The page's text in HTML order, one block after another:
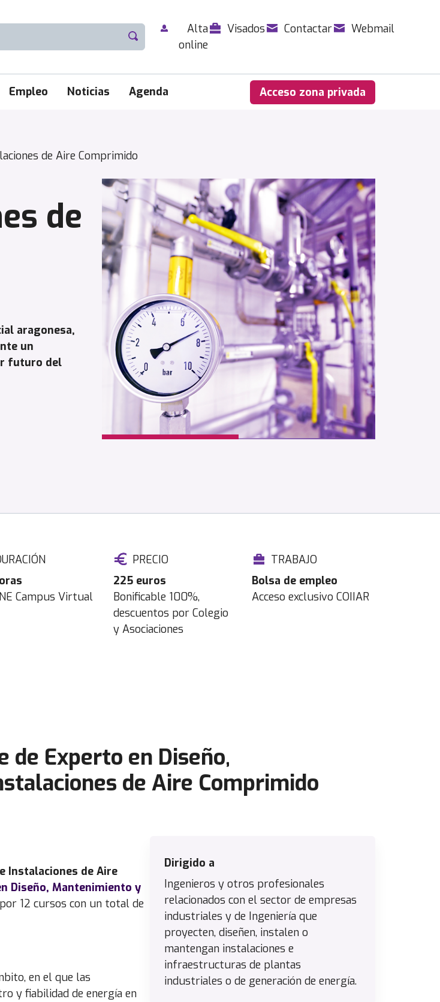
Alta
online
Visados Contactar Webmail
Empleo Noticias Agenda Acceso zona privada
de Aire Comprimido
de
aragonesa,
un
futuro del
Campus Virtual
PRECIO
225 euros
Bonificable 100%,
descuentos por Colegio
y Asociaciones
TRABAJO
Bolsa de empleo
Acceso exclusivo COIIAR
de Experto en Diseño,
de Aire Comprimido
Instalaciones de Aire
Diseño, Mantenimiento y
12 cursos con un total de
en el que las
y fiabilidad de energía en
Dirigido a
Ingenieros y otros profesionales
relacionados con el sector de empresas
industriales y de Ingeniería que
proyecten, diseñen, instalen o
mantengan instalaciones e
infraestructuras de plantas
industriales o de generación de energía.